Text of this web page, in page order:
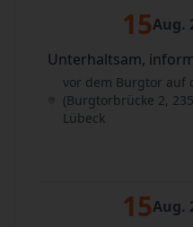
15Aug.
Unterhaltsam,
vor dem Burgtor auf
(Burgtorbrücke 2,
Lübeck
15Aug.